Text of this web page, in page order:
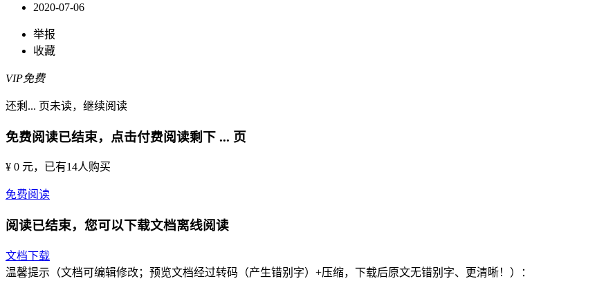
2020-07-06
举报
收藏
VIP免费
还剩 ... 页未读， 继续阅读
免费阅读已结束，点击付费阅读剩下 ... 页
¥ 0 元，已有14人购买
免费阅读
阅读已结束，您可以下载文档离线阅读
文档下载
温馨提示（文档可编辑修改；预览文档经过转码（产生错别字）+压缩，下载后原文无错别字、更清晰！）：